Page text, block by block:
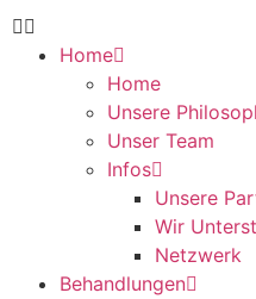
Home
Home
Unsere
Unser Team
Infos
Unsere
Wir
Netzwerk
Behandlungen